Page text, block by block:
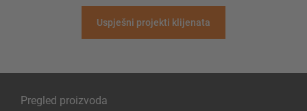
Uspješni projekti klijenata
Pregled proizvoda